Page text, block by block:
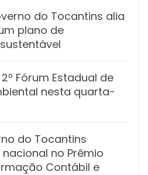
do Tocantins alia
plano de
Fórum Estadual de
nesta quarta-
do Tocantins
no Prêmio
Contábil e